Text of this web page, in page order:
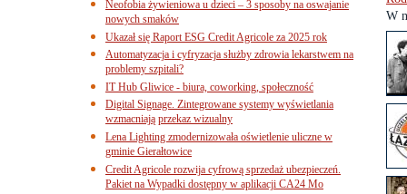
W
Neofobia żywieniowa u dzieci – 3 sposoby na oswajanie
nowych smaków
Ukazał się Raport ESG Credit Agricole za 2025 rok
Automatyzacja i cyfryzacja służby zdrowia lekarstwem na
problemy szpitali?
IT Hub Gliwice - biura, coworking, społeczność
Digital Signage. Zintegrowane systemy wyświetlania
wzmacniają przekaz wizualny
Lena Lighting zmodernizowała oświetlenie uliczne w
gminie Gierałtowice
Credit Agricole rozwija cyfrową sprzedaż ubezpieczeń.
Pakiet na Wypadki dostępny w aplikacji CA24 Mo